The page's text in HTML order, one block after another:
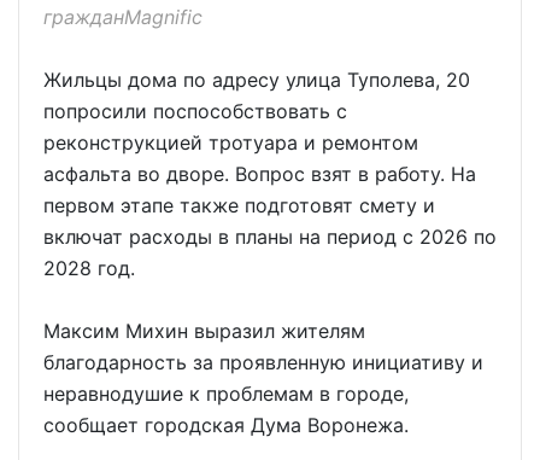
гражданMagnific
Жильцы дома по адресу улица Туполева, 20
попросили поспособствовать с
реконструкцией тротуара и ремонтом
асфальта во дворе. Вопрос взят в работу. На
первом этапе также подготовят смету и
включат расходы в планы на период с 2026 по
2028 год.
Максим Михин выразил жителям
благодарность за проявленную инициативу и
неравнодушие к проблемам в городе,
сообщает городская Дума Воронежа.